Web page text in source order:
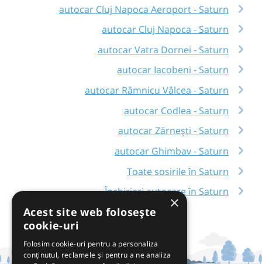
autocar Cluj Napoca Aeroport - Saturn
autocar Cluj Napoca - Saturn
autocar Vatra Dornei - Saturn
autocar Iacobeni - Saturn
autocar Râmnicu Vâlcea - Saturn
autocar Codlea - Saturn
autocar Zărnești - Saturn
autocar Ghimbav - Saturn
Toate sosirile în Saturn
Închirieri autocare în Saturn
×
Acest site web folosește
cookie-uri
Folosim cookie-uri pentru a personaliza
conținutul, reclamele și pentru a ne analiza